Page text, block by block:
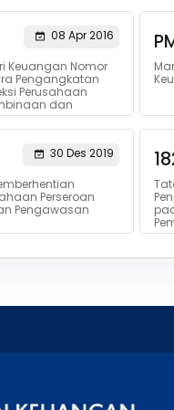
08 Apr 2016
Keuangan Nomor
Pengangkatan
Perusahaan
dan
30 Des 2019
Perseroan
Pengawasan